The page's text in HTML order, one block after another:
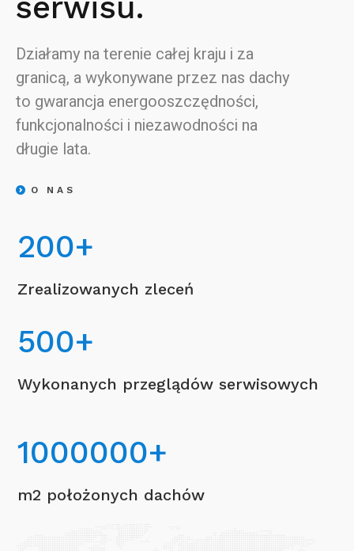
Działamy na terenie całej kraju i za
granicą, a wykonywane przez nas dachy
to gwarancja energooszczędności,
funkcjonalności i niezawodności na
długie lata.
O NAS
200+
Zrealizowanych zleceń
500+
Wykonanych przeglądów serwisowych
1000000+
m2 położonych dachów